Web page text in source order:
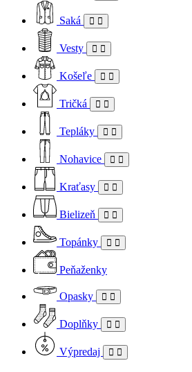
Saká
Vesty
Košeľe
Tričká
Tepláky
Nohavice
Kraťasy
Bielizeň
Topánky
Peňaženky
Opasky
Doplňky
Výpredaj